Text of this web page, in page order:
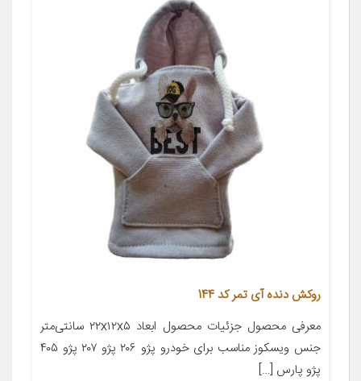
روکش دنده آی تمر کد 144
معرفی محصول جزئیات محصول ابعاد ۲۲x۱۲x۵ سانتی‌متر
جنس ویسکوز مناسب برای خودرو پژو ۲۰۶ پژو ۲۰۷ پژو ۴۰۵
پژو پارس […]